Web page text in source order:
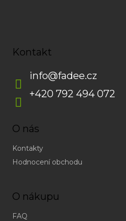
Kontakt
info@fadee.cz
+420 792 494 072
O nás
Kontakty
Hodnocení obchodu
O nákupu
FAQ